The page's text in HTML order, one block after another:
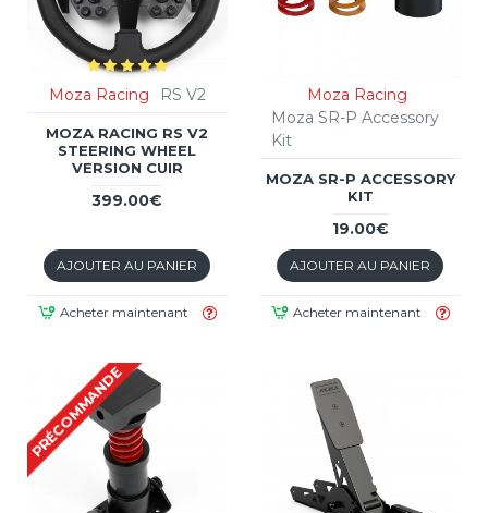
Moza Racing RS V2
MOZA RACING RS V2
STEERING WHEEL
VERSION CUIR
399.00€
AJOUTER AU PANIER
Acheter maintenant
Moza Racing
Moza SR-P Accessory
Kit
MOZA SR-P ACCESSORY
KIT
19.00€
AJOUTER AU PANIER
Acheter maintenant
PRÉCOMMANDE